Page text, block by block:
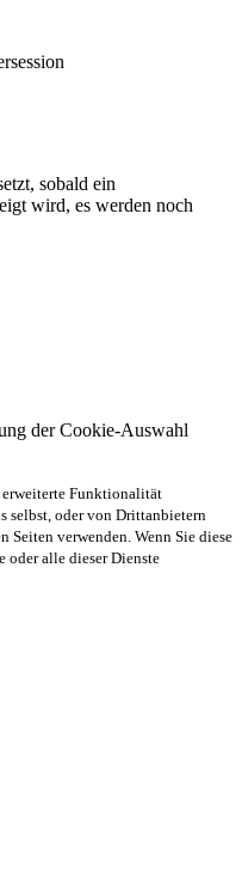
sobald ein
wird, es werden noch
der Cookie-Auswahl
Funktionalität
selbst, oder von Drittanbietern
Seiten verwenden. Wenn Sie diese
alle dieser Dienste